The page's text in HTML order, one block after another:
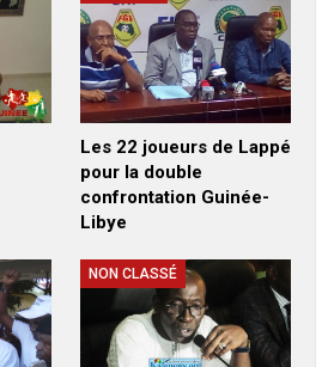
Les 22 joueurs de Lappé
pour la double
confrontation Guinée-
Libye
NON CLASSÉ